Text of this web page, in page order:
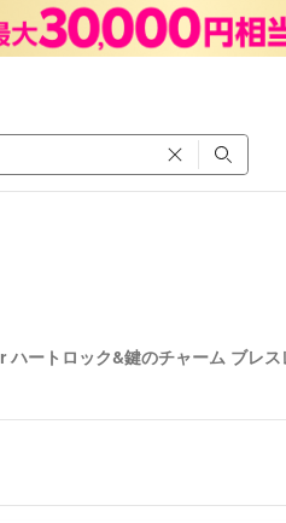
ハートロック&鍵のチャーム ブレス